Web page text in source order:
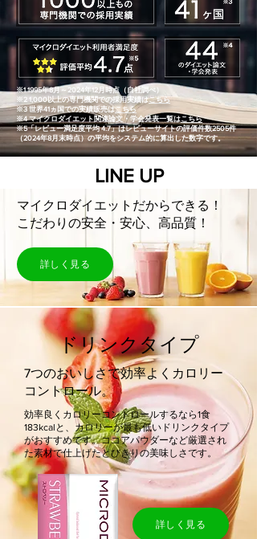
※1 1995年8月～2024年12月時点（自社調べ）
※2 1,000以上の専門機関での採用実績はこちら
※3 世界41ヵ国での実績販売はこちら
※4 マイクロダイエット関連論文・学会発表一覧はこちら
※5「レビュー満足度平均 4.7」はレビューサイトの評価件数2505件
（2024年8月末時点）の平均をシステム的に算出した数字です。
LINE UP
マイクロダイエットだからできる！
こだわりの安全・安心、高品質！
詳しく見る
ドリンクタイプ
7つのおいしさで効率よくカロリー
コントロール。
効率良くカロリーコントロールするなら1食
183kcalと、カロリーが最も低いドリンクタイプ
がおすすめです。ココアパウダーなど厳選され
た素材で仕上げたとびきりの美味しさです。
詳しく見る